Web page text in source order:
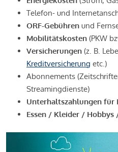
Telefon- und
ORF-Gebühren und
Mobilitätskosten (PKW
Versicherungen (z. B.
Kreditversicherung etc.)
Abonnements
Streamingdienste)
Unterhaltszahlungen für
Essen / Kleider / Hobbys